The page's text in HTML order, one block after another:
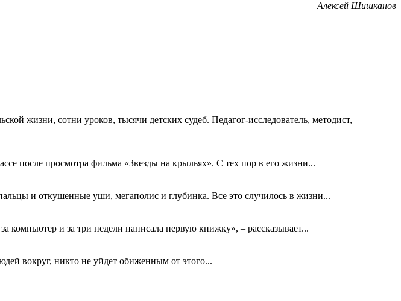
Алексей Шишканов
жизни, сотни уроков, тысячи детских судеб. Педагог-исследователь, методист,
после просмотра фильма «Звезды на крыльях». С тех пор в его жизни...
и откушенные уши, мегаполис и глубинка. Все это случилось в жизни...
компьютер и за три недели написала первую книжку», – рассказывает...
вокруг, никто не уйдет обиженным от этого...